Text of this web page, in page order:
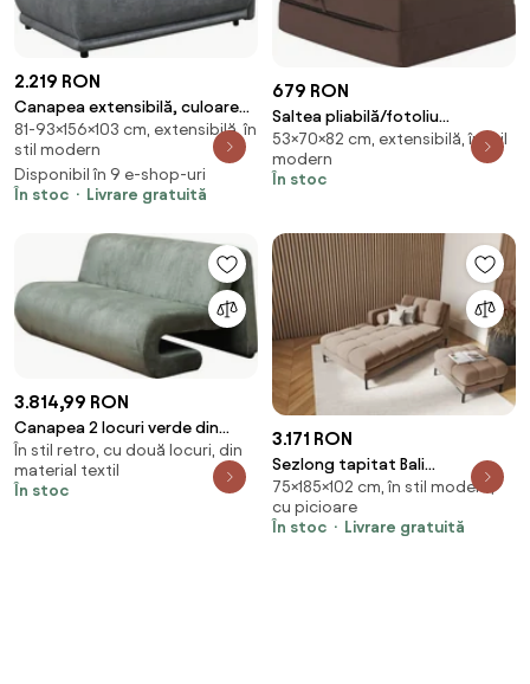
2.219 RON
Canapea extensibilă, culoare
gri, LIAMI
81-93×156×103 cm, extensibilă, în
stil modern
Disponibil în 9 e-shop-uri
În stoc
Livrare gratuită
679 RON
Saltea pliabilă/fotoliu
extensibil, 2 in 1, maro Taupe,
PELOS
53×70×82 cm, extensibilă, în stil
modern
În stoc
3.814,99 RON
Canapea 2 locuri verde din
catifea, „Tribeca”
În stil retro, cu două locuri, din
material textil
În stoc
3.171 RON
Sezlong tapitat Bali
velvet/picioare negre – L185 x
l102 x h75
75×185×102 cm, în stil modern,
cu picioare
În stoc
Livrare gratuită